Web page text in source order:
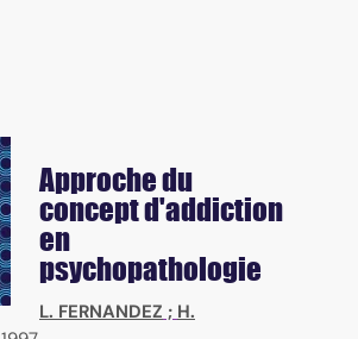
Approche du
concept d'addiction
en
psychopathologie
L. FERNANDEZ ; H.